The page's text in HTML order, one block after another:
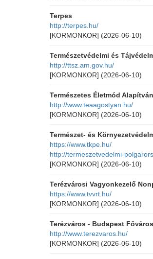
Terpes
http://terpes.hu/
[KORMONKOR] (2026-06-10)
Természetvédelmi és
http://ttsz.am.gov.hu/
[KORMONKOR] (2026-06-10)
Természetes Életmód
http://www.teaagostyan.hu/
[KORMONKOR] (2026-06-10)
Természet- és
https://www.tkpe.hu/
http://termeszetvedelmi-
[KORMONKOR] (2026-06-10)
Terézvárosi Vagyonkezelő
https://www.tvvrt.hu/
[KORMONKOR] (2026-06-10)
Terézváros - Budapest
http://www.terezvaros.hu/
[KORMONKOR] (2026-06-10)